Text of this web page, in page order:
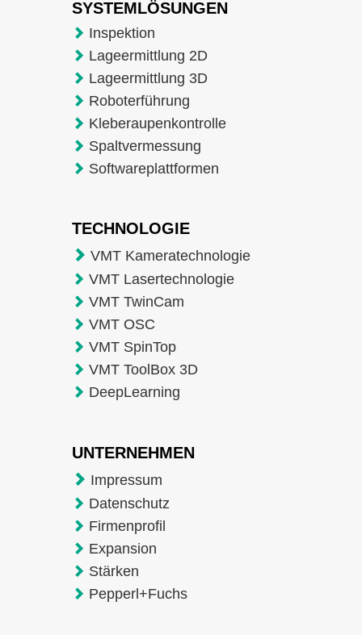
SYSTEMLÖSUNGEN
Inspektion
Lageermittlung 2D
Lageermittlung 3D
Roboterführung
Kleberaupenkontrolle
Spaltvermessung
Softwareplattformen
TECHNOLOGIE
VMT Kameratechnologie
VMT Lasertechnologie
VMT TwinCam
VMT OSC
VMT SpinTop
VMT ToolBox 3D
DeepLearning
UNTERNEHMEN
Impressum
Datenschutz
Firmenprofil
Expansion
Stärken
Pepperl+Fuchs